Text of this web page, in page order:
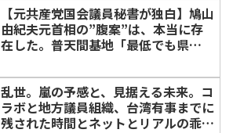
【元共産党国会議員秘書が独白】鳩山
由紀夫元首相の”腹案”は、本当に存
在した。普天間基地「最低でも県
批判し、暴露【本当に暴露情報】
乱世。嵐の予感と、見据える未来。コ
ラボと地方議員組織、台湾有事までに
残された時間とネットとリアルの乖